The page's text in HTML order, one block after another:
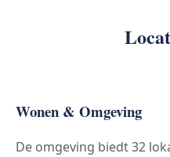
Wonen & Omgeving
De omgeving biedt 32